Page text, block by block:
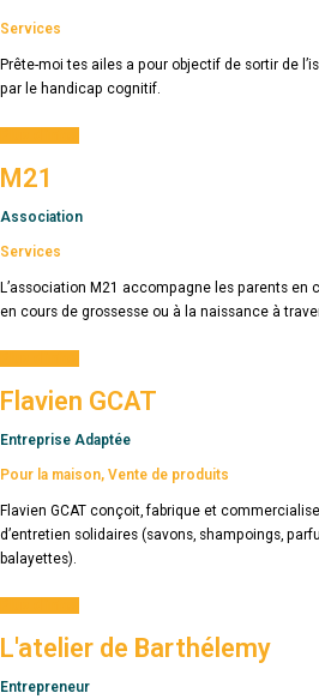
Services
Prête-moi tes ailes a pour objectif de sortir de
par le handicap cognitif.
M21
Association
Services
L’association M21 accompagne les parents en
en cours de grossesse ou à la naissance à
Flavien GCAT
Entreprise Adaptée
Pour la maison, Vente de produits
Flavien GCAT conçoit, fabrique et
d’entretien solidaires (savons, shampoings,
balayettes).
L'atelier de Barthélemy
Entrepreneur